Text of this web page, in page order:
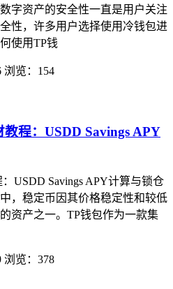
字资产的安全性一直是用户关注
性，许多用户选择使用冷钱包进
使用TP钱
浏览：154
程：USDD Savings APY
USDD Savings APY计算与锁仓
，稳定币因其价格稳定性和较低
资产之一。TP钱包作为一款集
浏览：378